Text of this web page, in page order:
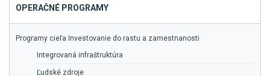
OPERAČNÉ PROGRAMY
Programy cieľa Investovanie do rastu a zamestnanosti
Integrovaná infraštruktúra
Ľudské zdroje